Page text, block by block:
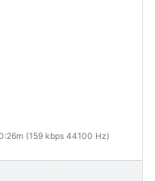
(159 kbps 44100 Hz)